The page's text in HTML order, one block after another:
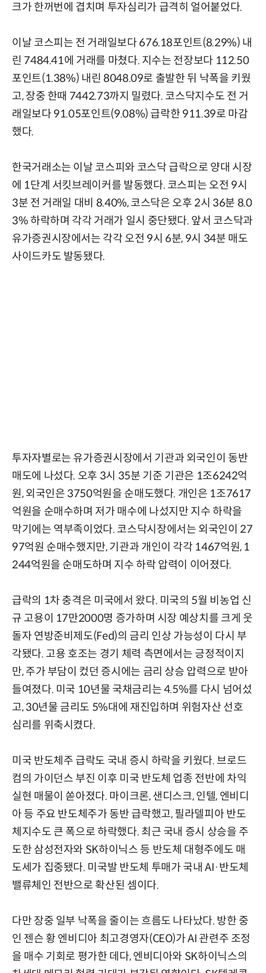
크가 한꺼번에 겹치며 투자심리가 급격히 얼어붙었다.
이날 코스피는 전 거래일보다 676.18포인트(8.29%) 내
린 7484.41에 거래를 마쳤다. 지수는 전장보다 112.50
포인트(1.38%) 내린 8048.09로 출발한 뒤 낙폭을 키웠
고, 장중 한때 7442.73까지 밀렸다. 코스닥지수도 전 거
래일보다 91.05포인트(9.08%) 급락한 911.39로 마감
했다.
한국거래소는 이날 코스피와 코스닥 급락으로 양대 시장
에 1단계 서킷브레이커를 발동했다. 코스피는 오전 9시
3분 전 거래일 대비 8.40%, 코스닥은 오후 2시 36분 8.0
3% 하락하며 각각 거래가 일시 중단됐다. 앞서 코스닥과
유가증권시장에서는 각각 오전 9시 6분, 9시 34분 매도
사이드카도 발동됐다.
투자자별로는 유가증권시장에서 기관과 외국인이 동반
매도에 나섰다. 오후 3시 35분 기준 기관은 1조6242억
원, 외국인은 3750억원을 순매도했다. 개인은 1조7617
억원을 순매수하며 저가 매수에 나섰지만 지수 하락을
막기에는 역부족이었다. 코스닥시장에서는 외국인이 27
97억원 순매수했지만, 기관과 개인이 각각 1467억원, 1
244억원을 순매도하며 지수 하락 압력이 이어졌다.
급락의 1차 충격은 미국에서 왔다. 미국의 5월 비농업 신
규 고용이 17만2000명 증가하며 시장 예상치를 크게 웃
돌자 연방준비제도(Fed)의 금리 인상 가능성이 다시 부
각됐다. 고용 호조는 경기 체력 측면에서는 긍정적이지
만, 주가 부담이 컸던 증시에는 금리 상승 압력으로 받아
들여졌다. 미국 10년물 국채금리는 4.5%를 다시 넘어섰
고, 30년물 금리도 5%대에 재진입하며 위험자산 선호
심리를 위축시켰다.
미국 반도체주 급락도 국내 증시 하락을 키웠다. 브로드
컴의 가이던스 부진 이후 미국 반도체 업종 전반에 차익
실현 매물이 쏟아졌다. 마이크론, 샌디스크, 인텔, 엔비디
아 등 주요 반도체주가 동반 급락했고, 필라델피아 반도
체지수도 큰 폭으로 하락했다. 최근 국내 증시 상승을 주
도한 삼성전자와 SK하이닉스 등 반도체 대형주에도 매
도세가 집중됐다. 미국발 반도체 투매가 국내 AI·반도체
밸류체인 전반으로 확산된 셈이다.
다만 장중 일부 낙폭을 줄이는 흐름도 나타났다. 방한 중
인 젠슨 황 엔비디아 최고경영자(CEO)가 AI 관련주 조정
을 매수 기회로 평가한 데다, 엔비디아와 SK하이닉스의